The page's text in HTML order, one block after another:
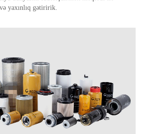
yaxınlıq gətiririk.